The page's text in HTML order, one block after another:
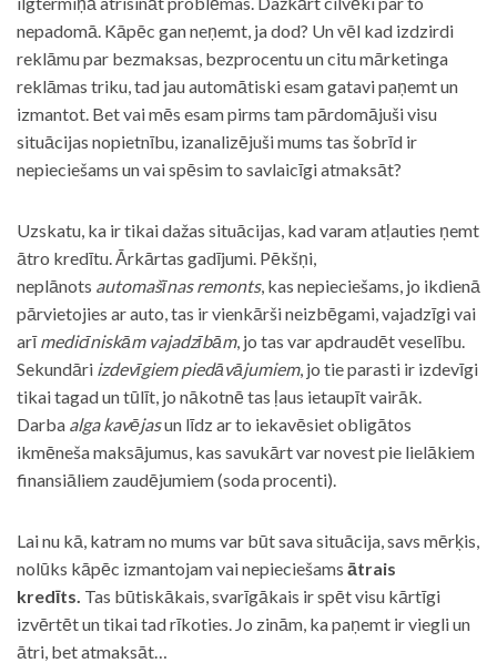
nepadomā. Kāpēc gan neņemt, ja dod? Un vēl kad izdzirdi
reklāmu par bezmaksas, bezprocentu un citu mārketinga
reklāmas triku, tad jau automātiski esam gatavi paņemt un
izmantot. Bet vai mēs esam pirms tam pārdomājuši visu
situācijas nopietnību, izanalizējuši mums tas šobrīd ir
nepieciešams un vai spēsim to savlaicīgi atmaksāt?
Uzskatu, ka ir tikai dažas situācijas, kad varam atļauties ņemt
ātro kredītu. Ārkārtas gadījumi. Pēkšņi,
neplānots automašīnas remonts, kas nepieciešams, jo ikdienā
pārvietojies ar auto, tas ir vienkārši neizbēgami, vajadzīgi vai
arīmedicīniskām vajadzībām, jo tas var apdraudēt veselību.
Sekundāri izdevīgiem piedāvājumiem, jo tie parasti ir izdevīgi
tikai tagad un tūlīt, jo nākotnē tas ļaus ietaupīt vairāk.
Darba alga kavējasun līdz ar to iekavēsiet obligātos
ikmēneša maksājumus, kas savukārt var novest pie lielākiem
finansiāliem zaudējumiem (soda procenti).
Lai nu kā, katram no mums var būt sava situācija, savs mērķis,
nolūks kāpēc izmantojam vai nepieciešams ātrais
kredīts. Tas būtiskākais, svarīgākais ir spēt visu kārtīgi
izvērtēt un tikai tad rīkoties. Jo zinām, ka paņemt ir viegli un
ātri, bet atmaksāt…